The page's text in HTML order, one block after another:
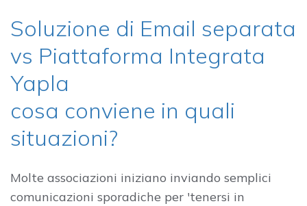
Soluzione di Email separata
vs Piattaforma Integrata
Yapla
cosa conviene in quali
situazioni?
Molte associazioni iniziano inviando semplici
comunicazioni sporadiche per 'tenersi in